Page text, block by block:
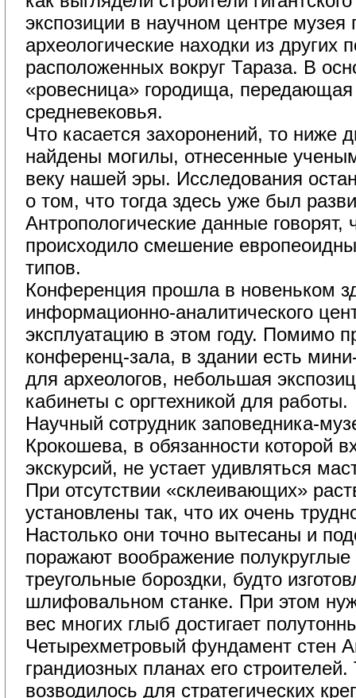
экспозиции в научном центре музея
археологические находки из других
расположенных вокруг Тараза. В
«ровесница» городища, передающая
средневековья.
Что касается захоронений, то ниже
найдены могилы, отнесенные
веку нашей эры. Исследования
о том, что тогда здесь уже был
Антропологические данные говорят,
происходило смешение
типов.
Конференция прошла в новеньком
информационно-аналитического
эксплуатацию в этом году. Помимо
конференц-зала, в здании есть
для археологов, небольшая
кабинеты с оргтехникой для работы.
Научный сотрудник заповедника-
Крокошева, в обязанности которой
экскурсий, не устает удивляться
При отсутствии «склеивающих»
установлены так, что их очень
Настолько они точно вытесаны и
поражают воображение полукруглые
треугольные бороздки, будто
шлифовальном станке. При этом
вес многих глыб достигает
Четырехметровый фундамент стен
грандиозных планах его
возводилось для стратегических